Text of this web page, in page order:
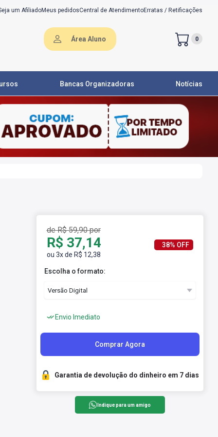
um AfiliadoMeus pedidosCentral de AtendimentoErratas / Retificações
Área Aluno 0
Bancas Organizadoras Notícias
de R$ 59,90 por
R$ 37,14
ou 3x de R$ 12,38
38% OFF
Escolha o formato:
Envio Imediato
Comprar Agora
Garantia de devolução do dinheiro em 7 dias
Indique para um amigo